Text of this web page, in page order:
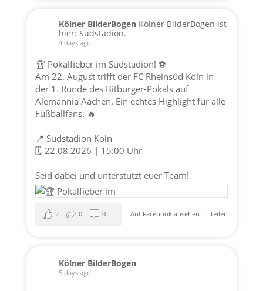
Kölner BilderBogen Kölner BilderBogen ist
hier: Südstadion.
4 days ago
🏆 Pokalfieber im Südstadion! ⚽️
Am 22. August trifft der FC Rheinsüd Köln in
der 1. Runde des Bitburger-Pokals auf
Alemannia Aachen. Ein echtes Highlight für alle
Fußballfans. 🔥
📍 Südstadion Köln
🗓️ 22.08.2026 | 15:00 Uhr
Seid dabei und unterstützt euer Team!
Auf Facebook ansehen · teilen
2 0 0
Kölner BilderBogen
5 days ago